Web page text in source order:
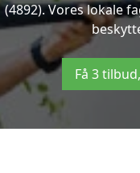
(4892). Vores lokale
Få 3